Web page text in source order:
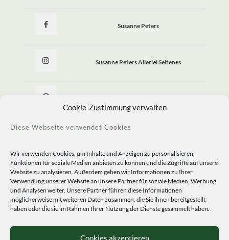
Cookie-Zustimmung verwalten
Diese Webseite verwendet Cookies
Wir verwenden Cookies, um Inhalte und Anzeigen zu personalisieren,
Funktionen für soziale Medien anbieten zu können und die Zugriffe auf unsere
Website zu analysieren. Außerdem geben wir Informationen zu Ihrer
Verwendung unserer Website an unsere Partner für soziale Medien, Werbung
und Analysen weiter. Unsere Partner führen diese Informationen
möglicherweise mit weiteren Daten zusammen, die Sie ihnen bereitgestellt
haben oder die sie im Rahmen Ihrer Nutzung der Dienste gesammelt haben.
Cookies akzeptieren
Susanne Peters
Susanne Peters Allerlei Seltenes
© 2020 Staudengärtnerei Peters. All Rights Reserved.